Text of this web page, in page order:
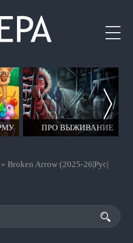
ПРО ВЫЖИВАНИЕ
» Broken Arrow (2025-26|Рус|